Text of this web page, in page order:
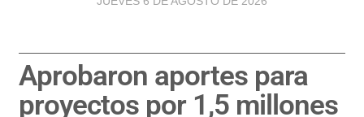
Aprobaron aportes para
proyectos por 1,5 millones